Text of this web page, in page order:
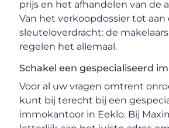
prijs en het afhandelen van de
Van het verkoopdossier tot aan
sleuteloverdracht: de
regelen het allemaal.
Schakel een gespecialiseerd
Voor al uw vragen omtrent
kunt bij terecht bij een
immokantoor in Eeklo. Bij